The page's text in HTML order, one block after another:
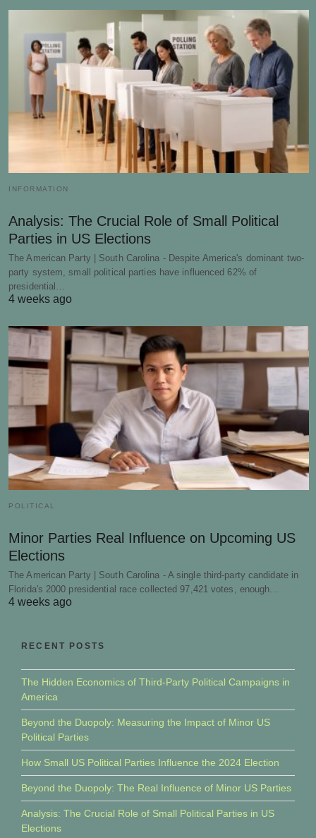
INFORMATION
Analysis: The Crucial Role of Small Political
Parties in US Elections
The American Party | South Carolina - Despite America's dominant two-
party system, small political parties have influenced 62% of
presidential…
4 weeks ago
POLITICAL
Minor Parties Real Influence on Upcoming US
Elections
The American Party | South Carolina - A single third-party candidate in
Florida's 2000 presidential race collected 97,421 votes, enough…
4 weeks ago
RECENT POSTS
The Hidden Economics of Third-Party Political Campaigns in
America
Beyond the Duopoly: Measuring the Impact of Minor US
Political Parties
How Small US Political Parties Influence the 2024 Election
Beyond the Duopoly: The Real Influence of Minor US Parties
Analysis: The Crucial Role of Small Political Parties in US
Elections